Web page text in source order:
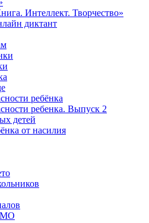
Интеллект. Творчество»
диктант
ребёнка
ребенка. Выпуск 2
детей
от насилия